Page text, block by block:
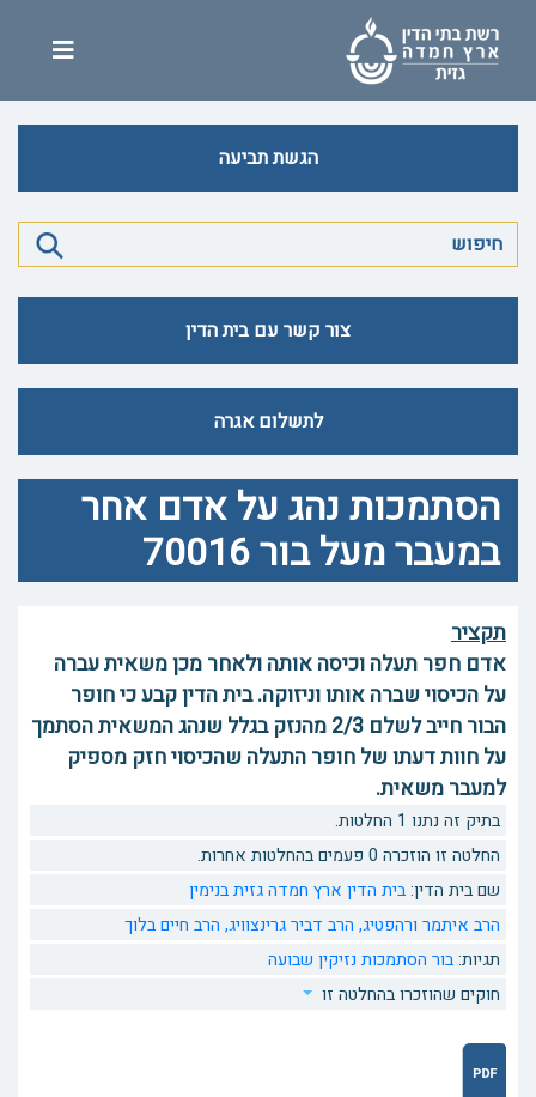
הגשת תביעה
צור קשר עם בית הדין
לתשלום אגרה
הסתמכות נהג על אדם אחר
במעבר מעל בור 70016
תקציר
אדם חפר תעלה וכיסה אותה ולאחר מכן משאית עברה
על הכיסוי שברה אותו וניזוקה. בית הדין קבע כי חופר
הבור חייב לשלם 2/3 מהנזק בגלל שנהג המשאית הסתמך
על חוות דעתו של חופר התעלה שהכיסוי חזק מספיק
למעבר משאית.
בתיק זה נתנו 1 החלטות.
החלטה זו הוזכרה 0 פעמים בהחלטות אחרות.
שם בית הדין:בית הדין ארץ חמדה גזית בנימין
הרב איתמר ורהפטיג, הרב דביר גרינצוויג, הרב חיים בלוך
תגיות:בור הסתמכות נזיקין שבועה
חוקים שהוזכרו בהחלטה זו